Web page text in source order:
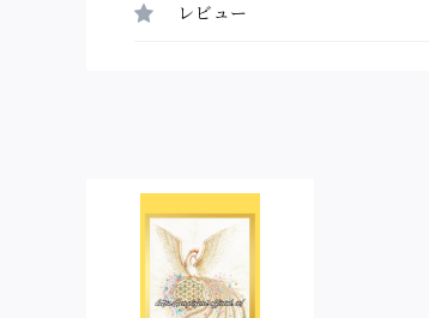
レビュー